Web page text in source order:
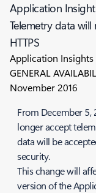
Application
Telemetry data will
HTTPS
Application Insights
GENERAL
November 2016
From December 5,
longer accept
data will be
security.
This change will
version of the